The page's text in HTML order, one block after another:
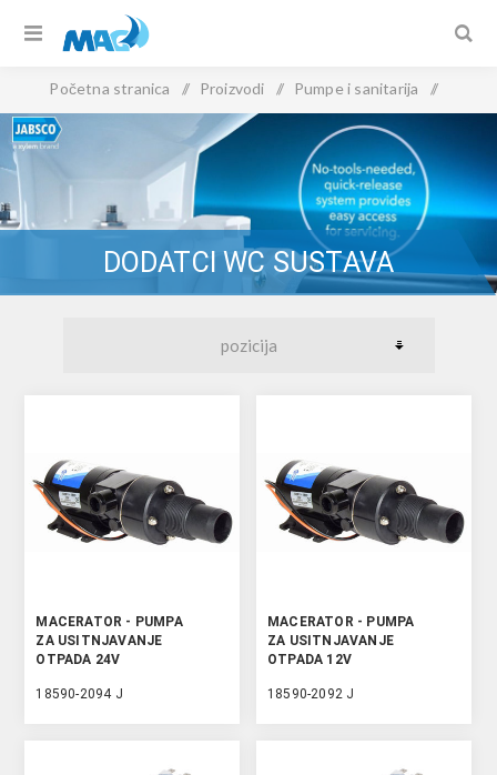
Početna stranica / Proizvodi / Pumpe i sanitarija /
Dodatci WC sustava
DODATCI WC SUSTAVA
MACERATOR - PUMPA
ZA USITNJAVANJE
OTPADA 24V
18590-2094 J
MACERATOR - PUMPA
ZA USITNJAVANJE
OTPADA 12V
18590-2092 J